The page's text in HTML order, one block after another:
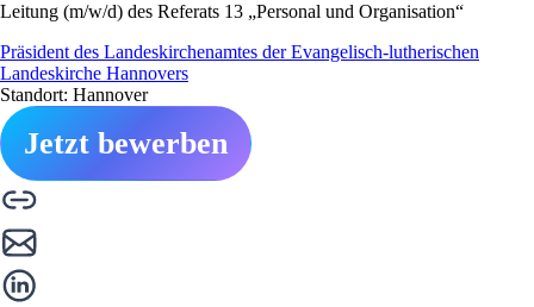
Leitung (m/w/d) des Referats 13 „Personal und Organisation“
Präsident des Landeskirchenamtes der Evangelisch-lutherischen
Landeskirche Hannovers
Standort: Hannover
Jetzt bewerben